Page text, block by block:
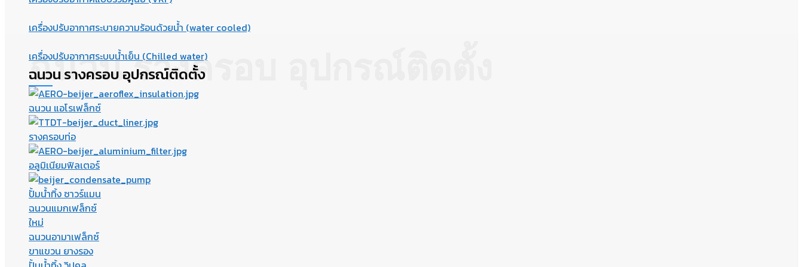
เครื่องปรับอากาศระบายความร้อนด้วยน้ำ (water cooled)
เครื่องปรับอากาศระบบน้ำเย็น (Chilled water)
ฉนวน รางครอบ อุปกรณ์ติดตั้ง
ฉนวน รางครอบ อุปกรณ์ติดตั้ง
ฉนวน แอโรเฟล็กซ์
รางครอบท่อ
อลูมิเนียมฟิลเตอร์
ปั้มน้ำทิ้ง ซาวร์แมน
ฉนวนแมกเฟล็กซ์
ใหม่
ฉนวนอามาเฟล็กซ์
ขาแขวน ยางรอง